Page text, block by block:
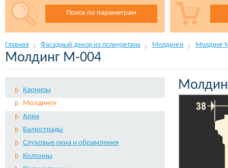
Поиск по параметрам
Главная Фасадный декор из полиуретана Молдинги Молдинг
Молдинг М-004
Карнизы
Молдинги
Арки
Балюстрады
Слуховые окна и обрамления
Колонны